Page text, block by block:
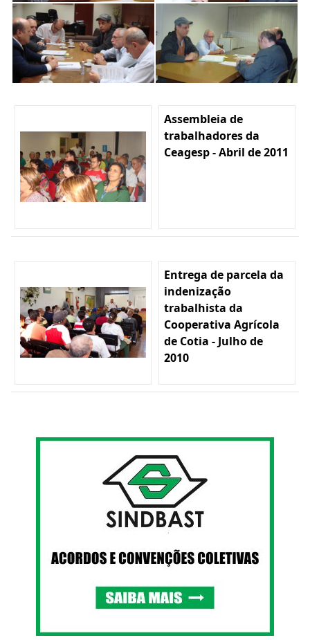
Assembleia de
trabalhadores da
Ceagesp - Abril de 2011
Entrega de parcela da
indenização
trabalhista da
Cooperativa Agrícola
de Cotia - Julho de
2010